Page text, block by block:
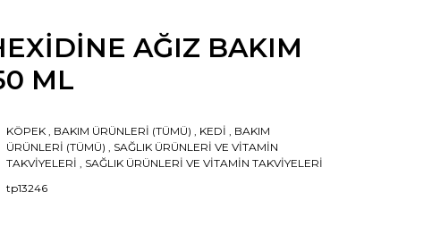
AĞIZ BAKIM
ML
KÖPEK , BAKIM ÜRÜNLERİ (TÜMÜ) , KEDİ , BAKIM
ÜRÜNLERİ (TÜMÜ) , SAĞLIK ÜRÜNLERİ VE VİTAMİN
TAKVİYELERİ , SAĞLIK ÜRÜNLERİ VE VİTAMİN TAKVİYELERİ
tp13246